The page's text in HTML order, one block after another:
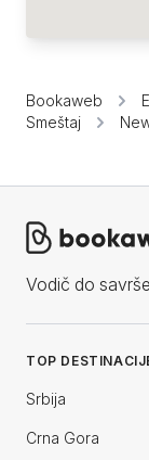
Bookaweb
Smeštaj
Vodič do
TOP
Srbija
Crna Gora